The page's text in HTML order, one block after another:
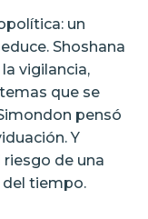
un
Shoshana
vigilancia,
que se
pensó
Y
de una
tiempo.